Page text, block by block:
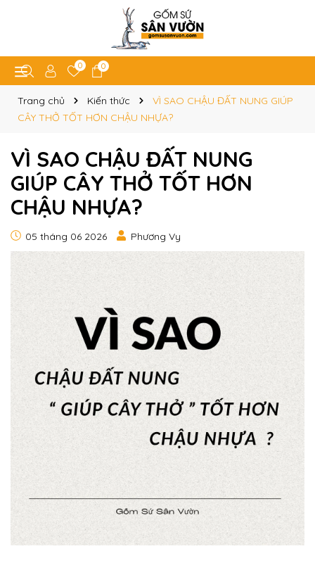
0 0
Trang chủ Kiến thức
VÌ SAO CHẬU ĐẤT NUNG GIÚP
CÂY THỞ TỐT HƠN CHẬU NHỰA?
VÌ SAO CHẬU ĐẤT NUNG
GIÚP CÂY THỞ TỐT HƠN
CHẬU NHỰA?
05 tháng 06 2026 Phương Vy